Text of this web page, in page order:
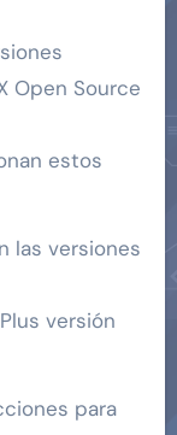
Open Source
estos
las versiones
versión
para